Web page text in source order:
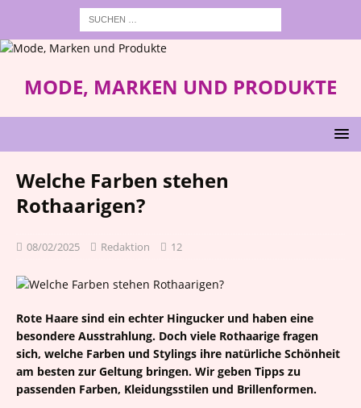
MODE, MARKEN UND PRODUKTE
Welche Farben stehen
Rothaarigen?
08/02/2025 Redaktion 12
Rote Haare sind ein echter Hingucker und haben eine
besondere Ausstrahlung. Doch viele Rothaarige fragen
sich, welche Farben und Stylings ihre natürliche Schönheit
am besten zur Geltung bringen. Wir geben Tipps zu
passenden Farben, Kleidungsstilen und Brillenformen.